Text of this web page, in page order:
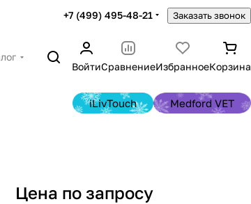
+7 (499) 495-48-21 Заказать звонок
ВойтиСравнениеИзбранноеКорзина
iLivTouch Medford VET
Цена по запросу